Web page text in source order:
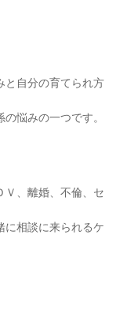
と自分の育てられ方
悩みの一つです。
Ｖ、離婚、不倫、セ
に相談に来られるケ